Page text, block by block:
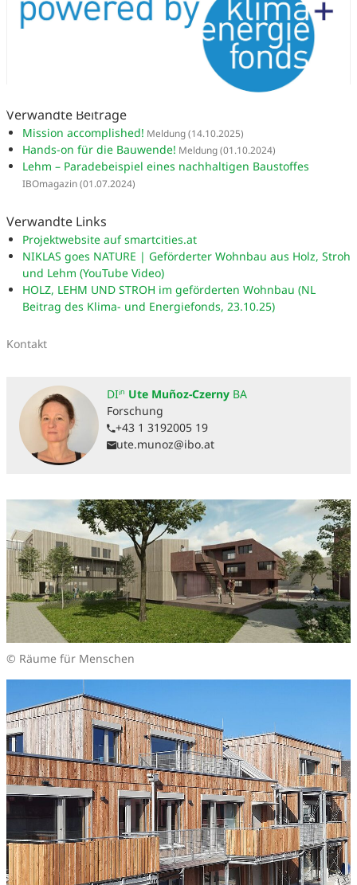
Verwandte Beiträge
Mission accomplished! Meldung(14.10.2025)
Hands-on für die Bauwende! Meldung(01.10.2024)
Lehm – Paradebeispiel eines nachhaltigen Baustoffes
IBOmagazin(01.07.2024)
Verwandte Links
Projektwebsite auf smartcities.at
NIKLAS goes NATURE | Geförderter Wohnbau aus Holz, Stroh
und Lehm (YouTube Video)
HOLZ, LEHM UND STROH im geförderten Wohnbau (NL
Beitrag des Klima- und Energiefonds, 23.10.25)
Kontakt
DIⁱⁿ Ute Muñoz-Czerny BA
Forschung
+43 1 3192005 19
ute.munoz@ibo.at
© Räume für Menschen